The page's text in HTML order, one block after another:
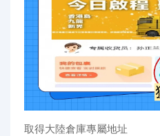
取得大陸倉庫專屬地址